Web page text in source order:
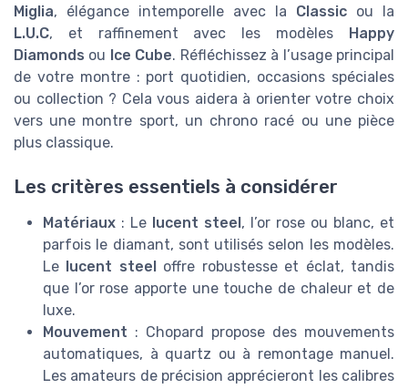
Miglia, élégance intemporelle avec la Classic ou la
L.U.C, et raffinement avec les modèles
Happy
Diamonds ou Ice Cube. Réfléchissez à l’usage principal
de votre montre : port quotidien, occasions spéciales
ou collection ? Cela vous aidera à orienter votre choix
vers une montre sport, un chrono racé ou une pièce
plus classique.
Les critères essentiels à considérer
Matériaux : Le lucent steel , l’or rose ou blanc, et
parfois le diamant, sont utilisés selon les modèles.
Le
lucent steel
offre robustesse et éclat, tandis
que l’or rose apporte une touche de chaleur et de
luxe.
Mouvement : Chopard propose des mouvements
automatiques, à quartz ou à remontage manuel.
Les amateurs de précision apprécieront les calibres